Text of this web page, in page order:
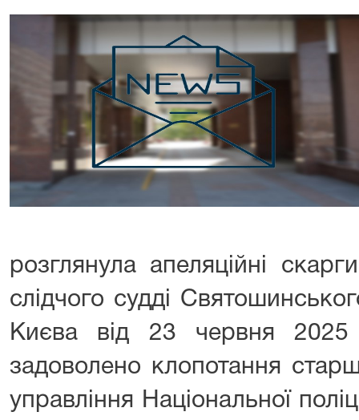
розглянула апеляційні
слідчого судді
Києва від 23 червня
задоволено клопотання
управління Національної